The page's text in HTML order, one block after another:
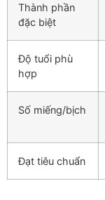
Thành phần
đặc biệt
Độ tuổi phù
hợp
Số miếng/bịch
Đạt tiêu chuẩn